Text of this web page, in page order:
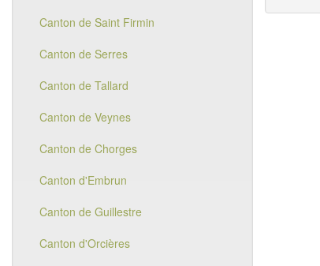
Canton de Saint Firmin
Canton de Serres
Canton de Tallard
Canton de Veynes
Canton de Chorges
Canton d'Embrun
Canton de Guillestre
Canton d'Orcières